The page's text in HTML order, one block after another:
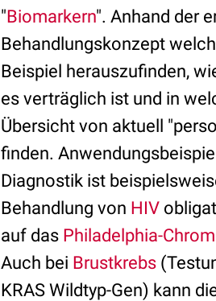
"Biomarkern". Anhand der
Behandlungskonzept
Beispiel herauszufinden,
es verträglich ist und in
Übersicht von aktuell
finden.
Diagnostik ist
Behandlung von HIV
auf das Philadelphia-
Auch bei Brustkrebs
KRAS Wildtyp-Gen) kann